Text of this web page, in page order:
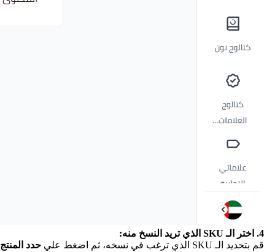
4. اختر الـ SKU الذي تريد النسخ منه:
قم بتحديد الـ SKU الذي ترغب في نسخه، ثم اضغط علي
حدد المنتج